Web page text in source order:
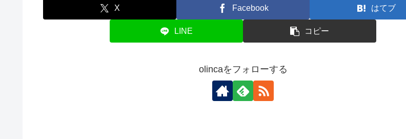
X Facebook はてブ
LINE コピー
olincaをフォローする